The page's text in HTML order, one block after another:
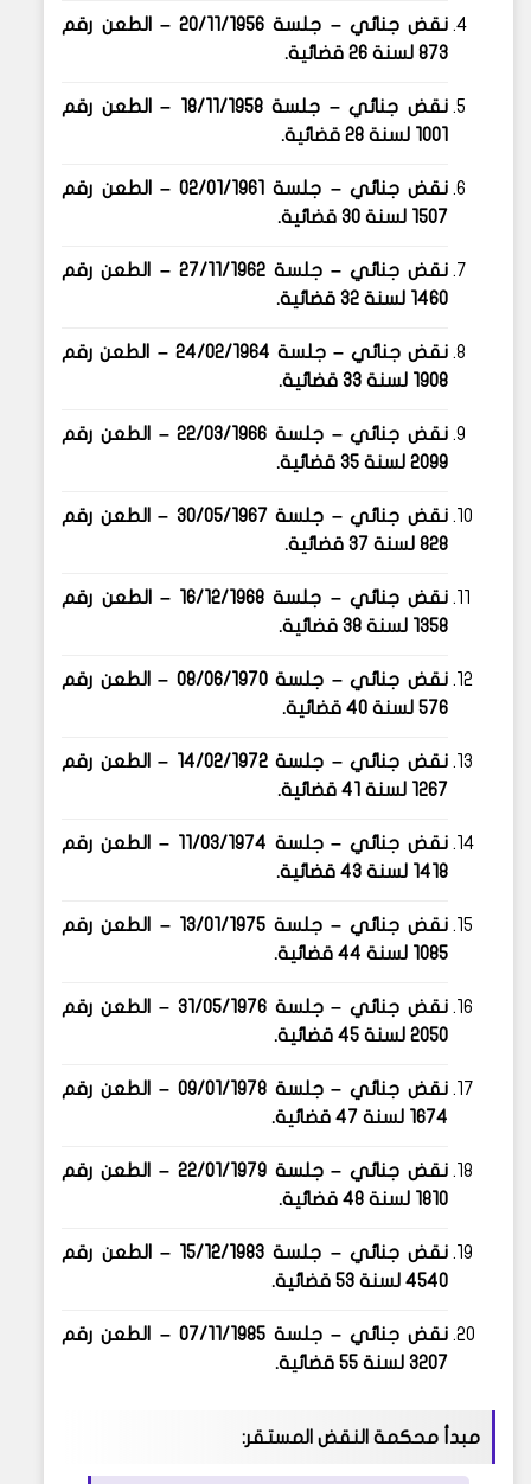
نقض جنائي – جلسة 20/11/1956– الطعن رقم
873 لسنة 26 قضائية
.
نقض جنائي – جلسة18/11/1958 – الطعن رقم
1001 لسنة 28 قضائية
.
نقض جنائي – جلسة 02/01/1961– الطعن رقم
1507 لسنة 30 قضائية
.
نقض جنائي – جلسة27/11/1962 – الطعن رقم
1460 لسنة 32 قضائية
.
نقض جنائي – جلسة 24/02/1964 – الطعن رقم
1908 لسنة 33 قضائية
.
نقض جنائي – جلسة 22/03/1966– الطعن رقم
2099 لسنة 35 قضائية
.
نقض جنائي – جلسة 30/05/1967 – الطعن رقم
828 لسنة 37 قضائية
.
نقض جنائي – جلسة 16/12/1968 – الطعن رقم
1358 لسنة 38 قضائية
.
نقض جنائي – جلسة08/06/1970 – الطعن رقم
576 لسنة 40 قضائية
.
نقض جنائي – جلسة14/02/1972 – الطعن رقم
1267 لسنة 41 قضائية
.
نقض جنائي – جلسة 11/03/1974 – الطعن رقم
1418 لسنة 43 قضائية
.
نقض جنائي – جلسة13/01/1975 – الطعن رقم
1085 لسنة 44 قضائية
.
نقض جنائي – جلسة31/05/1976 – الطعن رقم
2050 لسنة 45 قضائية
.
نقض جنائي – جلسة09/01/1978 – الطعن رقم
1674 لسنة 47 قضائية
.
نقض جنائي – جلسة22/01/1979 – الطعن رقم
1810 لسنة 48 قضائية
.
نقض جنائي – جلسة 15/12/1983 – الطعن رقم
4540 لسنة 53 قضائية
.
نقض جنائي – جلسة07/11/1985 – الطعن رقم
3207 لسنة 55 قضائية
.
مبدأ محكمة النقض المستقر: